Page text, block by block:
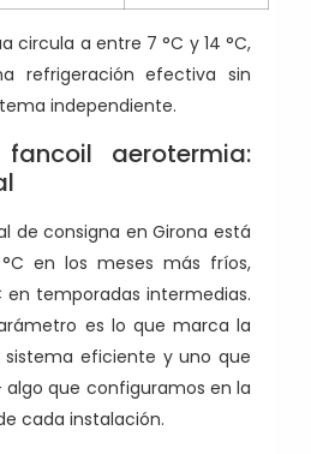
circula a entre 7 °C y 14 °C,
refrigeración efectiva sin
independiente.
fancoil aerotermia:
de consigna en Girona está
en los meses más fríos,
en temporadas intermedias.
es lo que marca la
eficiente y uno que
que configuramos en la
cada instalación.